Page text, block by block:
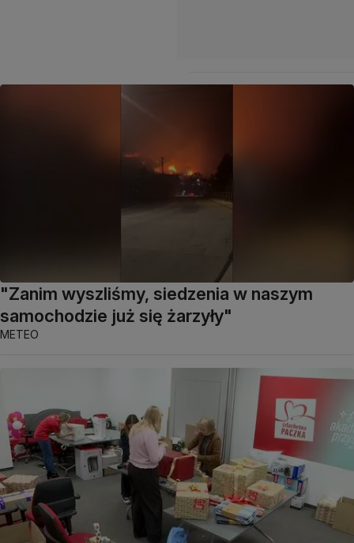
"Zanim wyszliśmy, siedzenia w naszym
samochodzie już się żarzyły"
METEO